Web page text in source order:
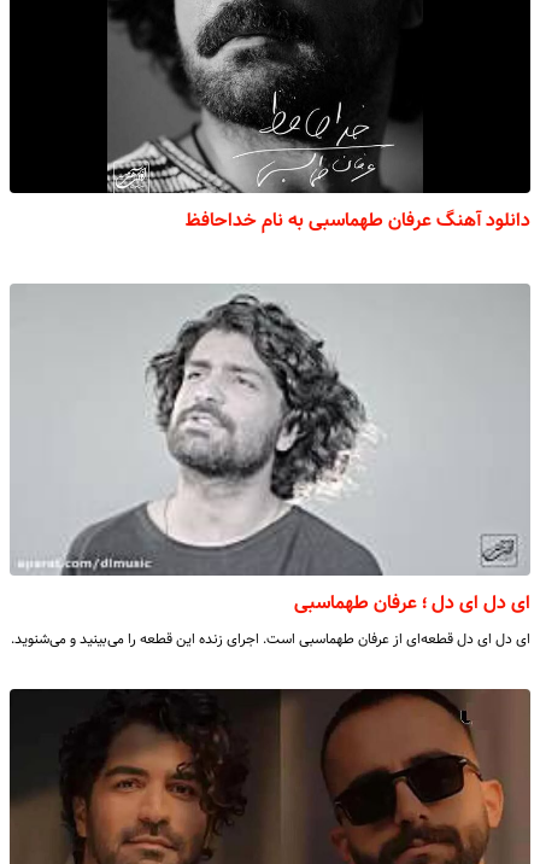
دانلود آهنگ عرفان طهماسبی به نام خداحافظ
ای دل ای دل ؛ عرفان طهماسبی
ای دل ای دل قطعه‌ای از عرفان طهماسبی است. اجرای زنده این قطعه را می‌بینید و می‌شنوید.